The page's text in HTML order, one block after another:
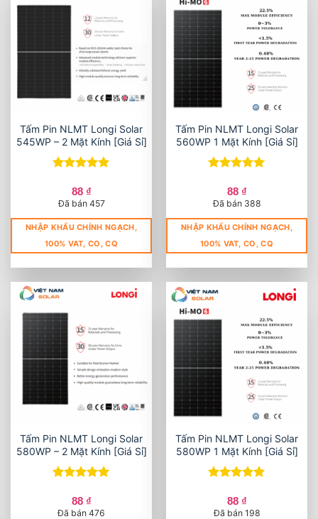
Tấm Pin NLMT Longi Solar
545WP – 2 Mặt Kính [Giá Sỉ]
hạng5 5
sao
88 ₫
Đã bán 457
NHẬP KHẨU CHÍNH NGẠCH,
100% VAT, CO, CQ
Tấm Pin NLMT Longi Solar
560WP 1 Mặt Kính [Giá Sỉ]
hạng5 5
sao
88 ₫
Đã bán 388
NHẬP KHẨU CHÍNH NGẠCH,
100% VAT, CO, CQ
Tấm Pin NLMT Longi Solar
580WP – 2 Mặt Kính [Giá Sỉ]
hạng5 5
sao
88 ₫
Đã bán 476
Tấm Pin NLMT Longi Solar
580WP 1 Mặt Kính [Giá Sỉ]
hạng5 5
sao
88 ₫
Đã bán 198